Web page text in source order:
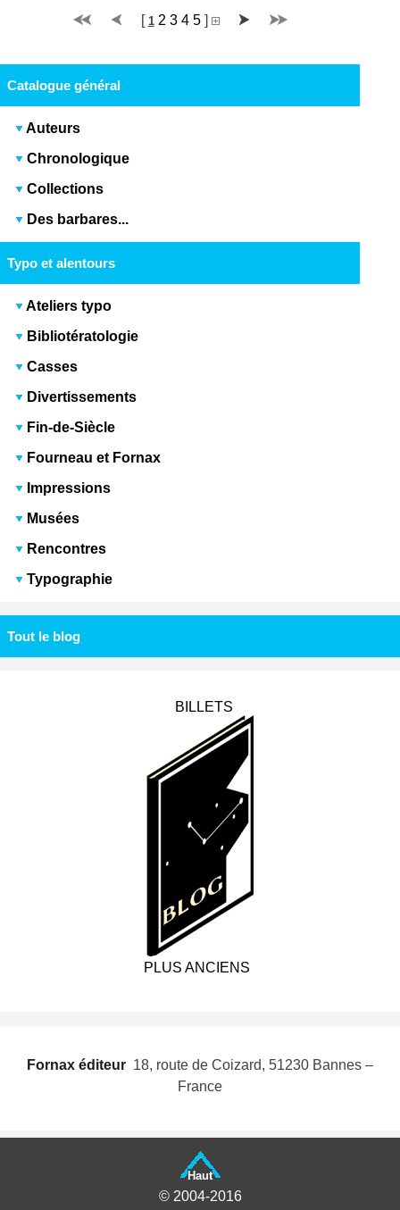
[ 1 2 3 4 5]
Catalogue général
Auteurs
Chronologique
Collections
Des barbares...
Typo et alentours
Ateliers typo
Bibliotératologie
Casses
Divertissements
Fin-de-Siècle
Fourneau et Fornax
Impressions
Musées
Rencontres
Typographie
Tout le blog
BILLETS
PLUS ANCIENS
Fornax éditeur  18, route de Coizard, 51230 Bannes –
France
Haut
© 2004-2016